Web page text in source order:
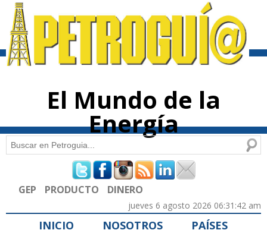
contenido
El Mundo de la
Energía
Formulario de búsqueda
Buscar
GEP PRODUCTO DINERO
jueves 6 agosto 2026 06:31:42 am
INICIO NOSOTROS
PAÍSES